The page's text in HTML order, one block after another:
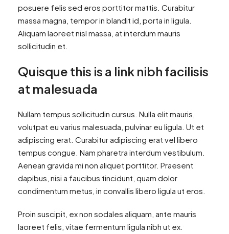
posuere felis sed eros porttitor mattis. Curabitur
massa magna, tempor in blandit id, porta in ligula.
Aliquam laoreet nisl massa, at interdum mauris
sollicitudin et.
Quisque this is a link nibh facilisis
at malesuada
Nullam tempus sollicitudin cursus. Nulla elit mauris,
volutpat eu varius malesuada, pulvinar eu ligula. Ut et
adipiscing erat. Curabitur adipiscing erat vel libero
tempus congue. Nam pharetra interdum vestibulum.
Aenean gravida mi non aliquet porttitor. Praesent
dapibus, nisi a faucibus tincidunt, quam dolor
condimentum metus, in convallis libero ligula ut eros.
Proin suscipit, ex non sodales aliquam, ante mauris
laoreet felis, vitae fermentum ligula nibh ut ex.